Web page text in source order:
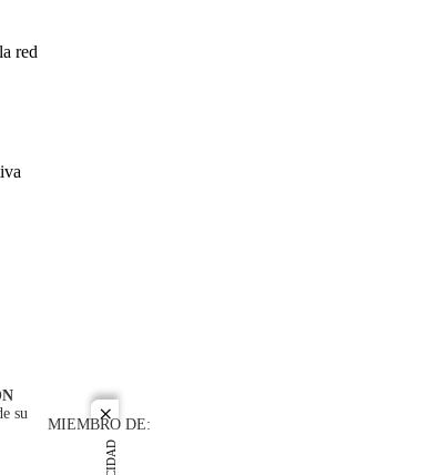
close
red
su
MIEMBRO DE: